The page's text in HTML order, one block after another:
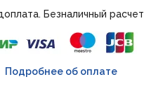
Безналичный расчет
Подробнее об оплате